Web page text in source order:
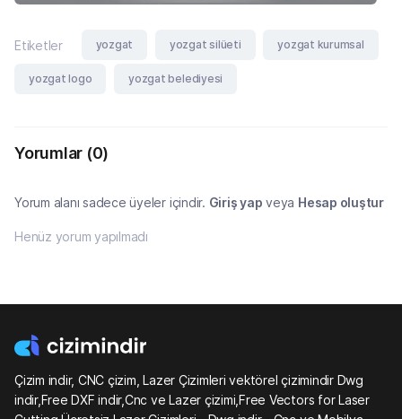
Etiketler yozgat yozgat silüeti yozgat kurumsal
yozgat logo yozgat belediyesi
Yorumlar (0)
Yorum alanı sadece üyeler içindir. Giriş yap veya Hesap oluştur
Henüz yorum yapılmadı
Çizim indir, CNC çizim, Lazer Çizimleri vektörel çizimindir Dwg
indir,Free DXF indir,Cnc ve Lazer çizimi,Free Vectors for Laser